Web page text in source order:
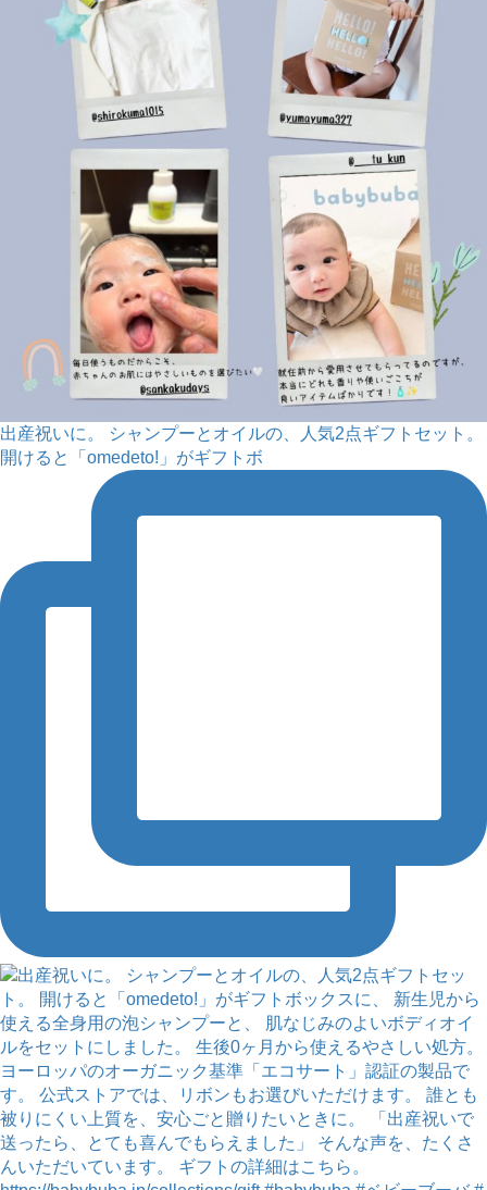
出産祝いに。 シャンプーとオイルの、人気2点ギフトセット。
開けると「omedeto!」がギフトボ